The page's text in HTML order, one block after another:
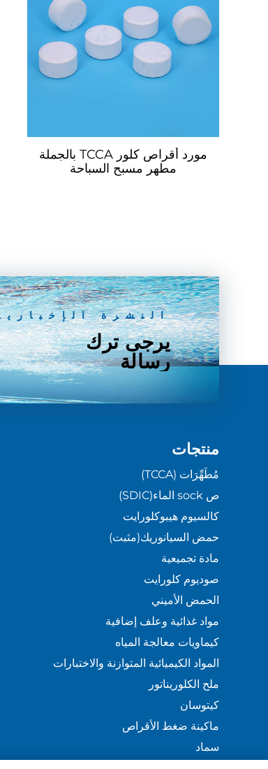
مورد أقراص كلور TCCA بالجملة
مطهر مسبح السباحة
النشرة
يرجى ترك
رسالة
منتجات
مُطَهِّرَات (TCCA)
ص sock الماء(SDIC)
كالسيوم هيبوكلورايت
حمض السيانوريك(مثبت)
مادة تجميعية
صوديوم كلورايت
الحمض الأميني
مواد غذائية وعلف إضافية
كيماويات معالجة المياه
المواد الكيميائية المتوازنة والاختبارات
ملح الكلوريناتور
كيتوسان
ماكينة ضغط الأقراص
سماد